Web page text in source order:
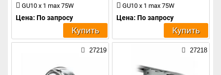
GU10 x 1 max 75W
Цена: По запросу
Купить
GU10 x 1 max 75W
Цена: По запросу
Купить
27219 27218